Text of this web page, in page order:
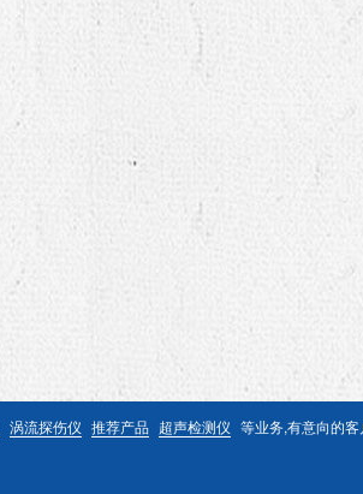
涡流探伤仪 推荐产品 超声检测仪 等业务,有意向的客